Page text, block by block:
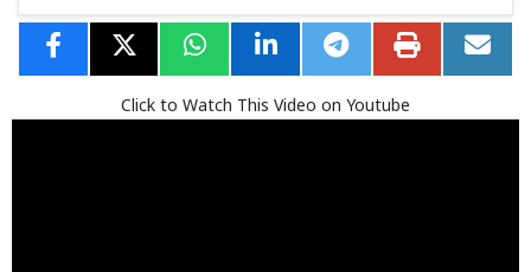
Click to Watch This Video on Youtube